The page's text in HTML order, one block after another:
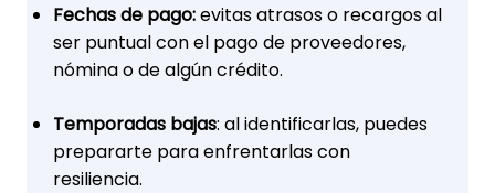
Fechas de pago:evitas atrasos o recargos al
ser puntual con el pago de proveedores,
nómina o de algún crédito.
Temporadas bajas: al identificarlas, puedes
prepararte para enfrentarlas con
resiliencia.